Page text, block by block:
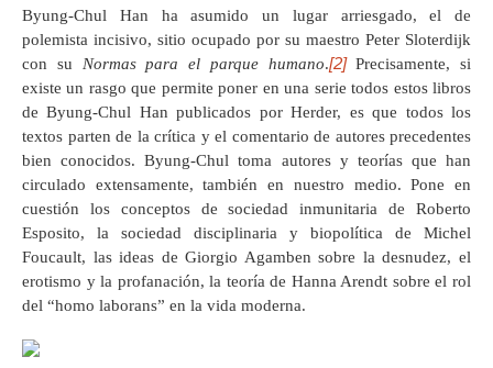
Byung-Chul Han ha asumido un lugar arriesgado, el de
polemista incisivo, sitio ocupado por su maestro Peter Sloterdijk
con su Normas para el parque humano.[2]Precisamente, si
existe un rasgo que permite poner en una serie todos estos libros
de Byung-Chul Han publicados por Herder, es que todos los
textos parten de la crítica y el comentario de autores precedentes
bien conocidos. Byung-Chul toma autores y teorías que han
circulado extensamente, también en nuestro medio. Pone en
cuestión los conceptos de sociedad inmunitaria de Roberto
Esposito, la sociedad disciplinaria y biopolítica de Michel
Foucault, las ideas de Giorgio Agamben sobre la desnudez, el
erotismo y la profanación, la teoría de Hanna Arendt sobre el rol
del “homo laborans” en la vida moderna.